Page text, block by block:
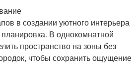
в создании уютного интерьера
В однокомнатной
пространство на зоны без
чтобы сохранить ощущение